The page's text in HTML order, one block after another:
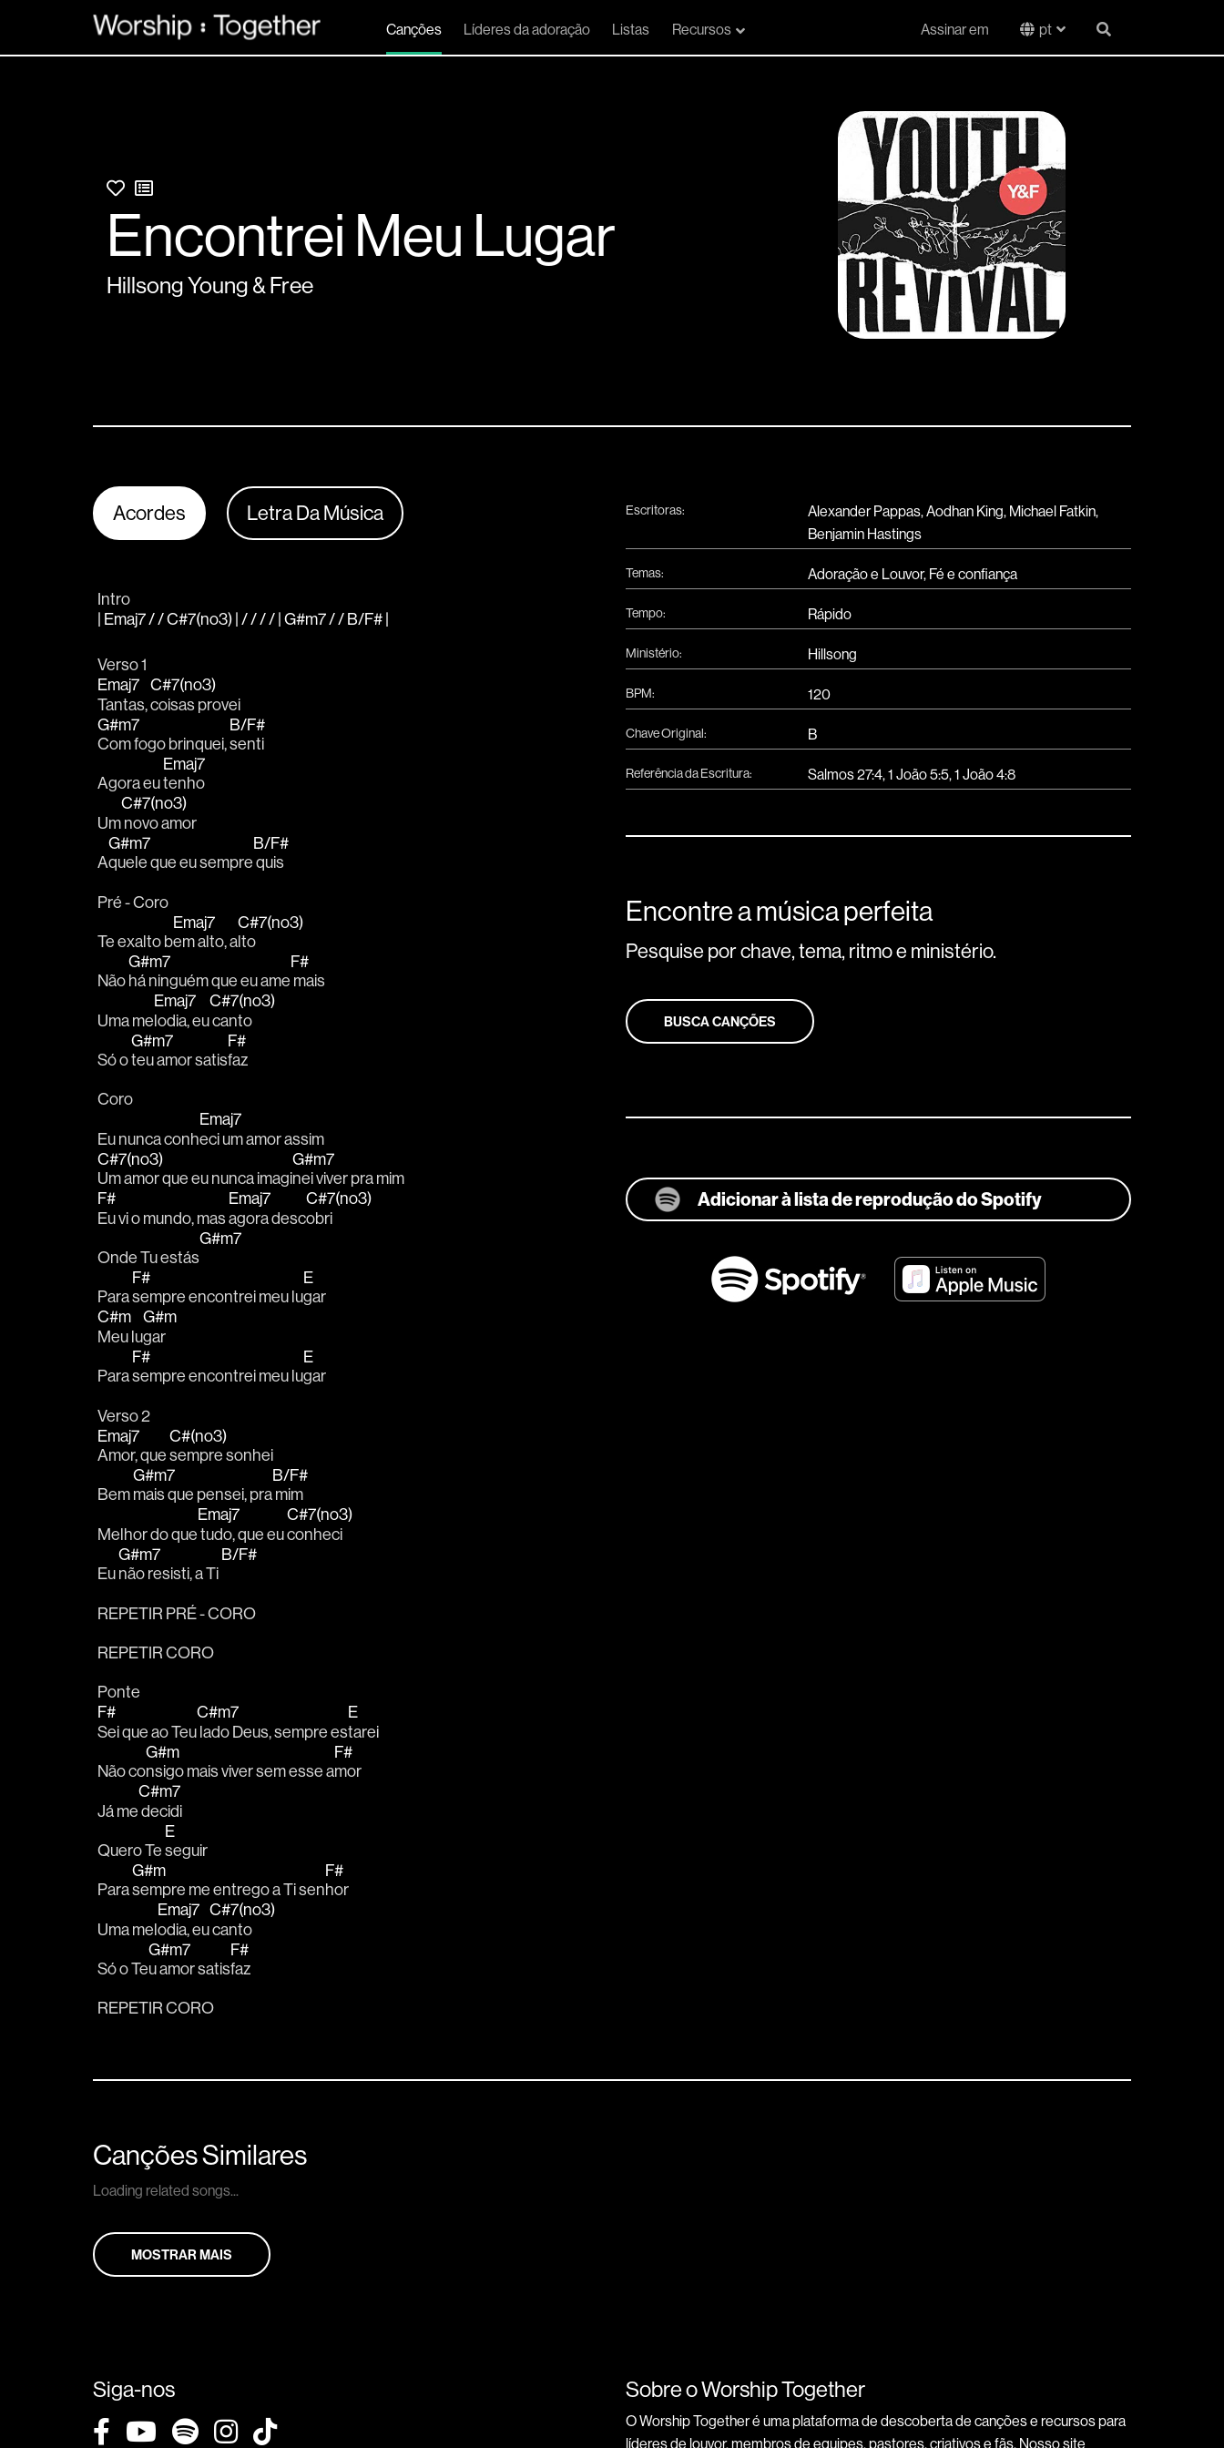
Canções Líderes da adoração Listas Recursos Assinar em pt
Encontrei Meu Lugar
Hillsong Young & Free
Acordes Letra Da Música
Intro
| Emaj7 / / C#7(no3) | / / / / | G#m7 / / B/F# |
Verso 1
Emaj7
Tantas,
C#7(no3)
coisas provei
G#m7
Com fogo brinquei,
B/F#
senti
Agora eu
Emaj7
tenho
Um
C#7(no3)
novo amor
A
G#m7
quele que eu sempre
B/F#
quis
Pré - Coro
Te exalto b
Emaj7
em alto, a
C#7(no3)
lto
Não
G#m7
há ninguém que eu ame
F#
mais
Uma me
Emaj7
lodia, eu
C#7(no3)
canto
Só o
G#m7
teu amor satis
F#
faz
Coro
Eu nunca conh
Emaj7
eci um amor assim
C#7(no3)
Um amor que eu nunca imagi
G#m7
nei viver pra mim
F#
Eu vi o mundo, mas
Emaj7
agora desc
C#7(no3)
obri
Onde Tu estás
G#m7
Para
F#
sempre encontrei meu lu
E
gar
C#m
Meu lu
G#m
gar
Para
F#
sempre encontrei meu lu
E
gar
Verso 2
Emaj7
Amor, que
C#(no3)
sempre sonhei
Bem
G#m7
mais que pensei, pra
B/F#
mim
Melhor do que
Emaj7
tudo, que eu
C#7(no3)
conheci
Eu
G#m7
não resisti, a Ti
B/F#
REPETIR PRÉ - CORO
REPETIR CORO
Ponte
F#
Sei que ao Teu
C#m7
lado Deus, sempre es
E
tarei
Não co
G#m
nsigo mais viver sem esse a
F#
mor
Já me
C#m7
decidi
Quero Te
E
seguir
Para
G#m
sempre me entrego a Ti sen
F#
hor
Uma mel
Emaj7
odia, eu
C#7(no3)
canto
Só o Te
G#m7
u amor satis
F#
faz
REPETIR CORO
Escritoras:
Alexander Pappas, Aodhan King, Michael Fatkin,
Benjamin Hastings
Temas: Adoração e Louvor, Fé e confiança
Tempo: Rápido
Ministério: Hillsong
BPM: 120
Chave Original: B
Referência da Escritura: Salmos 27:4, 1 João 5:5, 1 João 4:8
Encontre a música perfeita
Pesquise por chave, tema, ritmo e ministério.
BUSCA CANÇÕES
Adicionar à lista de reprodução do Spotify
Canções Similares
Loading related songs...
MOSTRAR MAIS
Siga-nos Sobre o Worship Together
O Worship Together é uma plataforma de descoberta de canções e recursos para
líderes de louvor, membros de equipes, pastores, criativos e fãs. Nosso site